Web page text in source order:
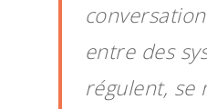
entre des
régulent, se